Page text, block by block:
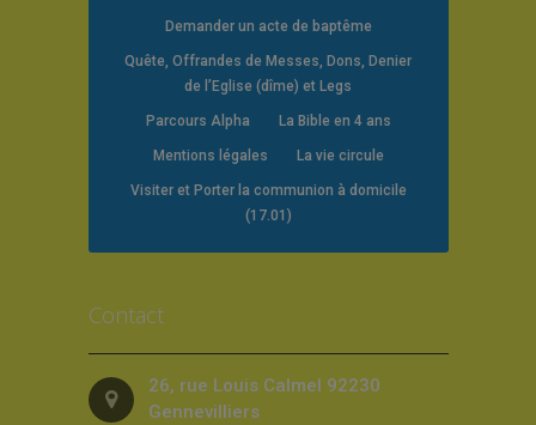
Demander un acte de baptême
Quête, Offrandes de Messes, Dons, Denier
de l’Eglise (dîme) et Legs
Parcours Alpha La Bible en 4 ans
Mentions légales La vie circule
Visiter et Porter la communion à domicile
(17.01)
Contact
26, rue Louis Calmel 92230
Gennevilliers